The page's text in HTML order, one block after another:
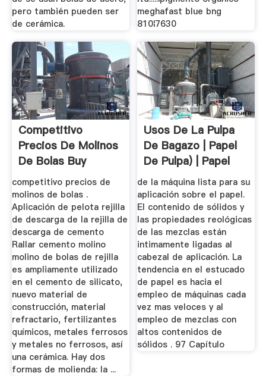
pero también pueden ser
de cerámica.
meghafast blue bng
810¦7630
Competitivo
Precios De Molinos
De Bolas Buy
Precios De ...
competitivo precios de
molinos de bolas .
Aplicación de pelota rejilla
de descarga de la rejilla de
descarga de cemento
Rallar cemento molino
molino de bolas de rejilla
es ampliamente utilizado
en el cemento de silicato,
nuevo material de
construcción, material
refractario, fertilizantes
químicos, metales ferrosos
y metales no ferrosos, así
una cerámica. Hay dos
formas de molienda: la ...
Usos De La Pulpa
De Bagazo | Papel
De Pulpa) | Papel
de la máquina lista para su
aplicación sobre el papel.
El contenido de sólidos y
las propiedades reológicas
de las mezclas están
intimamente ligadas al
cabezal de aplicación. La
tendencia en el estucado
de papel es hacia el
empleo de máquinas cada
vez mas veloces y al
empleo de mezclas con
altos contenidos de
sólidos . 97 Capítulo